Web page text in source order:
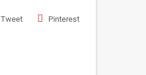
Tweet Pinterest